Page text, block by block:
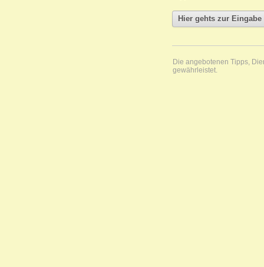
Die angebotenen Tipps,
gewährleistet.